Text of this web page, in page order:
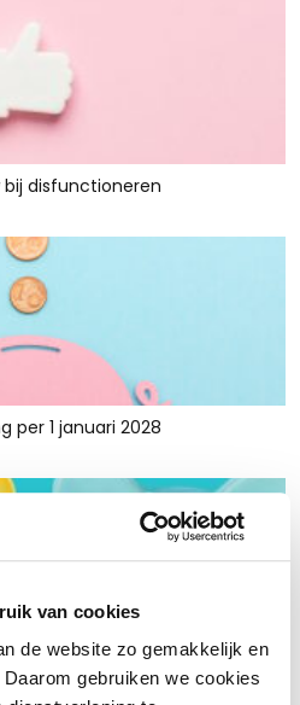
van cookies
de website zo gemakkelijk en
gebruiken we cookies
bij disfunctioneren
per 1 januari 2028
voor retailers